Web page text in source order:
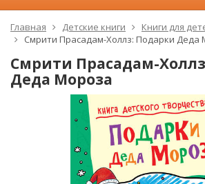
Главная Детские книги
Книги для
Смрити Прасадам-Холлз: Подарки Деда
Смрити Прасадам-
Деда Мороза